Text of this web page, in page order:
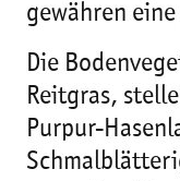
gewähren
Die
Reitgras,
Purpur-